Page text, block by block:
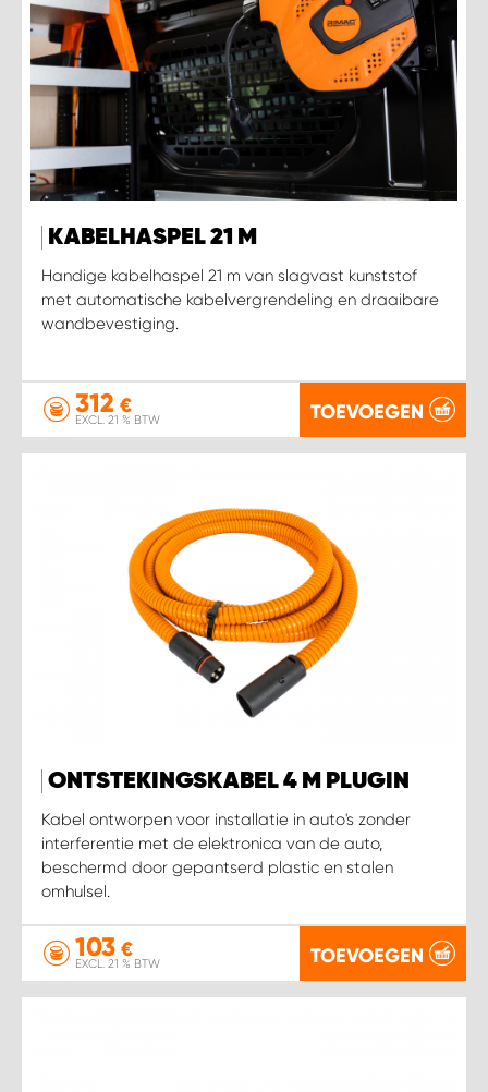
KABELHASPEL 21 M
Handige kabelhaspel 21 m van slagvast kunststof
met automatische kabelvergrendeling en draaibare
wandbevestiging.
312 €
EXCL. 21 % BTW TOEVOEGEN
ONTSTEKINGSKABEL 4 M PLUGIN
Kabel ontworpen voor installatie in auto's zonder
interferentie met de elektronica van de auto,
beschermd door gepantserd plastic en stalen
omhulsel.
103 €
EXCL. 21 % BTW TOEVOEGEN